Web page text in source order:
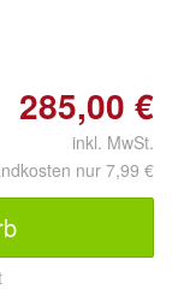
285,00 €
inkl. MwSt.
nur 7,99 €